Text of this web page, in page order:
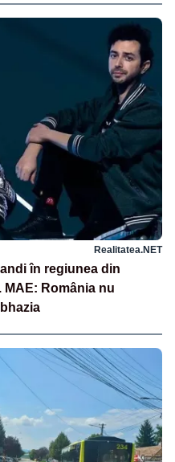
Realitatea.NET
în regiunea din
România nu